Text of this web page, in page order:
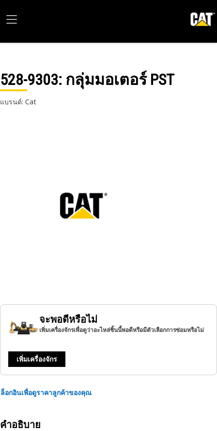
528-9303: กลุ่มมอเตอร์ PST
แบรนด์: Cat
จะพอดีหรือไม่
เพิ่มเครื่องจักรเพื่อดูว่าอะไหล่ชิ้นนี้พอดีหรือมีตัวเลือกการซ่อมหรือไม่
เพิ่มเครื่องจักร
ล็อกอินเพื่อดูราคาลูกค้าของคุณ
คำอธิบาย